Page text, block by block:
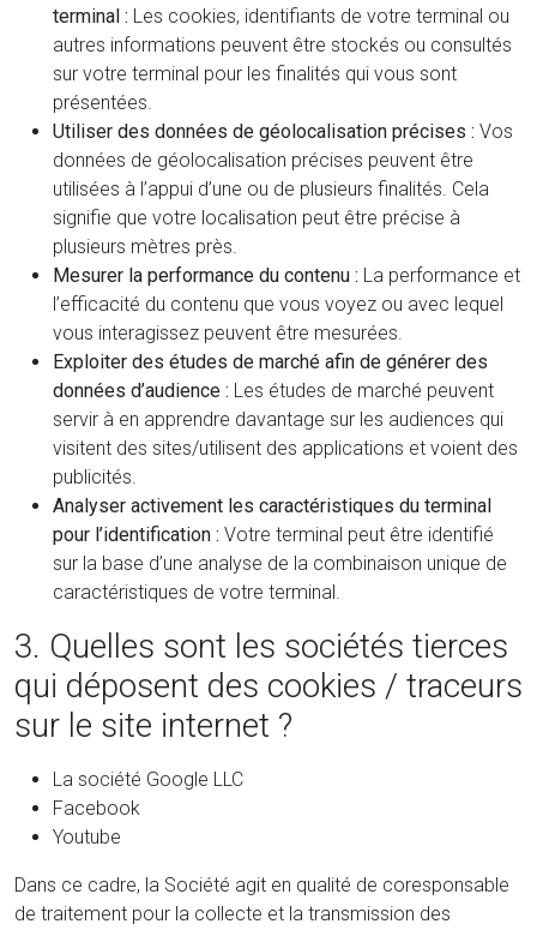
terminal : Les cookies, identifiants de votre terminal ou
autres informations peuvent être stockés ou consultés
sur votre terminal pour les finalités qui vous sont
présentées.
Utiliser des données de géolocalisation précises : Vos
données de géolocalisation précises peuvent être
utilisées à l’appui d’une ou de plusieurs finalités. Cela
signifie que votre localisation peut être précise à
plusieurs mètres près.
Mesurer la performance du contenu : La performance et
l’efficacité du contenu que vous voyez ou avec lequel
vous interagissez peuvent être mesurées.
Exploiter des études de marché afin de générer des
données d’audience : Les études de marché peuvent
servir à en apprendre davantage sur les audiences qui
visitent des sites/utilisent des applications et voient des
publicités.
Analyser activement les caractéristiques du terminal
pour l’identification : Votre terminal peut être identifié
sur la base d’une analyse de la combinaison unique de
caractéristiques de votre terminal.
3. Quelles sont les sociétés tierces
qui déposent des cookies / traceurs
sur le site internet ?
La société Google LLC
Facebook
Youtube
Dans ce cadre, la Société agit en qualité de coresponsable
de traitement pour la collecte et la transmission des